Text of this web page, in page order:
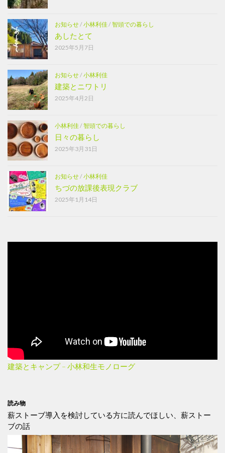
お知らせ/小林利佳/智頭での暮らし
あしたとて
2025年5月7日
お知らせ/小林利佳
建築とニワトリ
2025年4月2日
小林利佳/智頭での暮らし
日々の暮らし
2025年3月31日
お知らせ/小林利佳
ちづの放課後表現クラブ
2025年1月14日
建築とキャンプ – 小林和生モノローグ
読み物
薪ストーブ導入を検討している方に読んでほしい、薪ストー
ブの話